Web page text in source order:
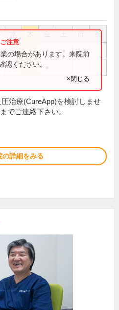
祝
● ● ●
●
の場合があります。来院前
認ください。
×閉じる
治療(CureApp)を検討しませ
でご連絡下さい。
の詳細をみる